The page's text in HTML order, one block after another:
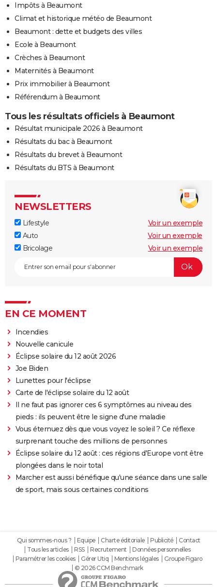
Impôts à Beaumont
Climat et historique météo de Beaumont
Beaumont : dette et budgets des villes
Ecole à Beaumont
Crèches à Beaumont
Maternités à Beaumont
Prix immobilier à Beaumont
Référendum à Beaumont
Tous les résultats officiels à Beaumont
Résultat municipale 2026 à Beaumont
Résultats du bac à Beaumont
Résultats du brevet à Beaumont
Résultats du BTS à Beaumont
NEWSLETTERS
Lifestyle
Voir un exemple
Auto
Voir un exemple
Bricolage
Voir un exemple
EN CE MOMENT
Incendies
Nouvelle canicule
Éclipse solaire du 12 août 2026
Joe Biden
Lunettes pour l'éclipse
Carte de l'éclipse solaire du 12 août
Il ne faut pas ignorer ces 6 symptômes au niveau des
pieds : ils peuvent être le signe d'une maladie
Vous éternuez dès que vous voyez le soleil ? Ce réflexe
surprenant touche des millions de personnes
Éclipse solaire du 12 août : ces régions d'Europe vont être
plongées dans le noir total
Marcher est aussi bénéfique qu'une séance dans une salle
de sport, mais sous certaines conditions
Qui sommes-nous ? Equipe Charte éditoriale Publicité
Contact
Tous les articles
RSS Recrutement
Données personnelles
Paramétrer les cookies
Gérer Utiq Mentions légales
Groupe Figaro
© 2026 CCM Benchmark